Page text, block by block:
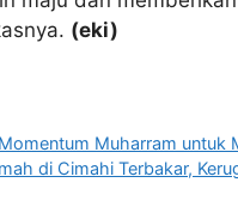
(eki)
Muharram untuk
di Cimahi Terbakar,